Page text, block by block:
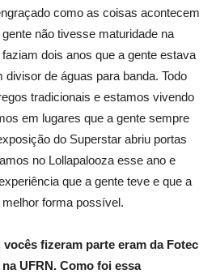
como as coisas acontecem
não tivesse maturidade na
dois anos que a gente estava
de águas para banda. Todo
tradicionais e estamos vivendo
em lugares que a gente sempre
do Superstar abriu portas
no Lollapalooza esse ano e
que a gente teve e que a
forma possível.
fizeram parte eram da Fotec
UFRN. Como foi essa